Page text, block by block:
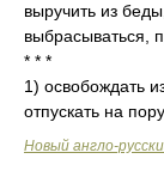
выручить из
выбрасываться,
* * *
1) освобождать
отпускать на
Новый англо-